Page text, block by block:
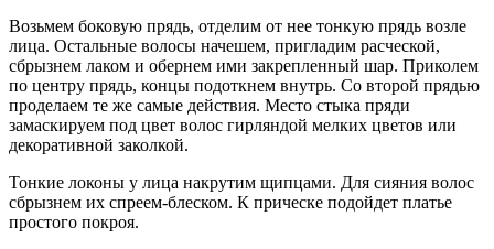
Возьмем боковую прядь, отделим от нее тонкую прядь возле
лица. Остальные волосы начешем, пригладим расческой,
сбрызнем лаком и обернем ими закрепленный шар. Приколем
по центру прядь, концы подоткнем внутрь. Со второй прядью
проделаем те же самые действия. Место стыка пряди
замаскируем под цвет волос гирляндой мелких цветов или
декоративной заколкой.
Тонкие локоны у лица накрутим щипцами. Для сияния волос
сбрызнем их спреем-блеском. К прическе подойдет платье
простого покроя.